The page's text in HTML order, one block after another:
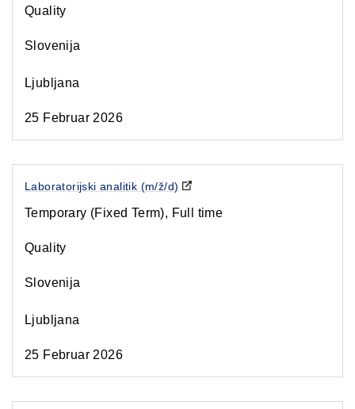
Quality
Slovenija
Ljubljana
25 Februar 2026
Laboratorijski analitik (m/ž/d)
Temporary (Fixed Term), Full time
Quality
Slovenija
Ljubljana
25 Februar 2026